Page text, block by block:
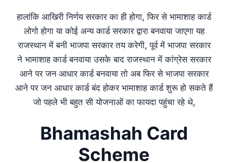
हालांकि आखिरी निर्णय सरकार का ही होगा, फिर से भामाशाह कार्ड
लोगो होगा या कोई अन्य कार्ड सरकार द्वारा बनवाया जाएगा यह
राजस्थान में बनी भाजपा सरकार तय करेगी, पूर्व में भाजपा सरकार
ने भामाशाह कार्ड बनवाया उसके बाद राजस्थान में कांग्रेस सरकार
आने पर जन आधार कार्ड बनवाया तो अब फिर से भाजपा सरकार
आने पर जन आधार कार्ड बंद होकर भामाशाह कार्ड शुरू हो सकते हैं
जो पहले भी बहुत सी योजनाओं का फायदा पहुंचा रहे थे,
Bhamashah Card
Scheme